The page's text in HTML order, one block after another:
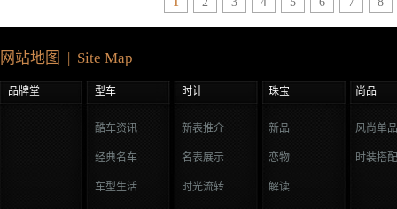
网站地图 | Site Map
品牌堂 型车 时计 珠宝 尚品
酷车资讯
经典名车
车型生活
新表推介
名表展示
时光流转
新品
恋物
解读
风尚单品
时装搭配